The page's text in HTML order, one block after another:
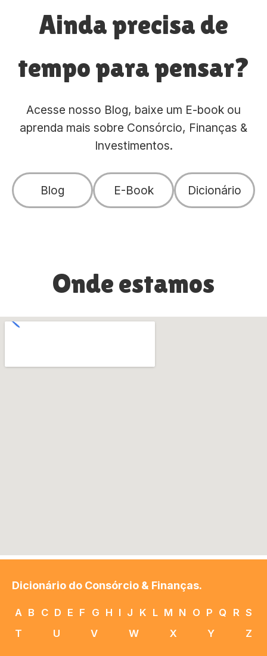
Ainda precisa de
tempo para pensar?
Acesse nosso Blog, baixe um E-book ou
aprenda mais sobre Consórcio, Finanças &
Investimentos.
Blog E-Book Dicionário
Onde estamos
Dicionário do Consórcio & Finanças.
A B C D E F G H I J K L M N O P Q R S
T
U V W X Y Z